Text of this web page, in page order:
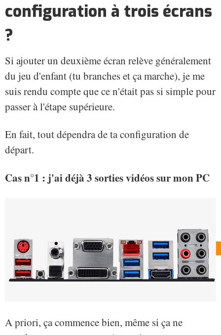
configuration à trois écrans
?
Si ajouter un deuxième écran relève généralement
du jeu d'enfant (tu branches et ça marche), je me
suis rendu compte que ce n'était pas si simple pour
passer à l'étape supérieure.
En fait, tout dépendra de ta configuration de
départ.
Cas n°1 : j'ai déjà 3 sorties vidéos sur mon PC
A priori, ça commence bien, même si ça ne